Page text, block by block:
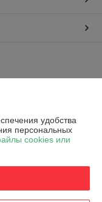
"Эко
удобства
персональных
cookies или